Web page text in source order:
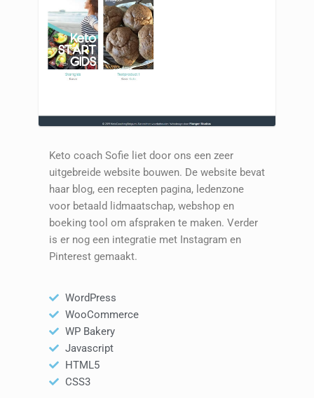
Keto coach Sofie liet door ons een zeer
uitgebreide website bouwen. De website bevat
haar blog, een recepten pagina, ledenzone
voor betaald lidmaatschap, webshop en
boeking tool om afspraken te maken. Verder
is er nog een integratie met Instagram en
Pinterest gemaakt.
WordPress
WooCommerce
WP Bakery
Javascript
HTML5
CSS3